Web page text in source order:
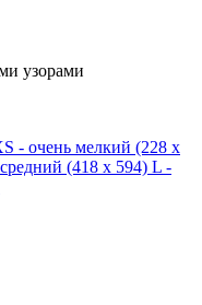
узорами
- очень мелкий (228 x
(418 x 594) L -